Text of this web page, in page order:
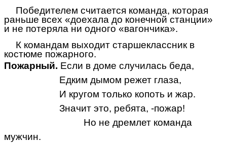
Победителем считается команда, которая
раньше всех «доехала до конечной станции»
и не потеряла ни одного «вагончика».
К командам выходит старшеклассник в
костюме пожарного.
Пожарный. Если в доме случилась беда,
Едким дымом режет глаза,
И кругом только копоть и жар.
Значит это, ребята, -пожар!
Но не дремлет команда
мужчин.